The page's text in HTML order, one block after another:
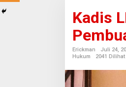
Kadis
Erickman
Juli 24,
Hukum
2041 Dilihat